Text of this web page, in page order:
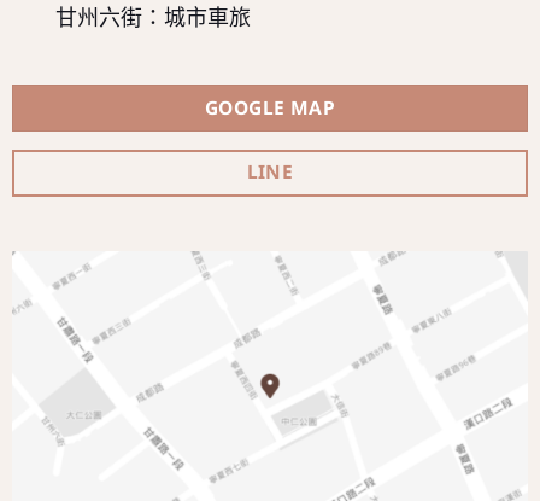
甘州六街：城市車旅
GOOGLE MAP
LINE